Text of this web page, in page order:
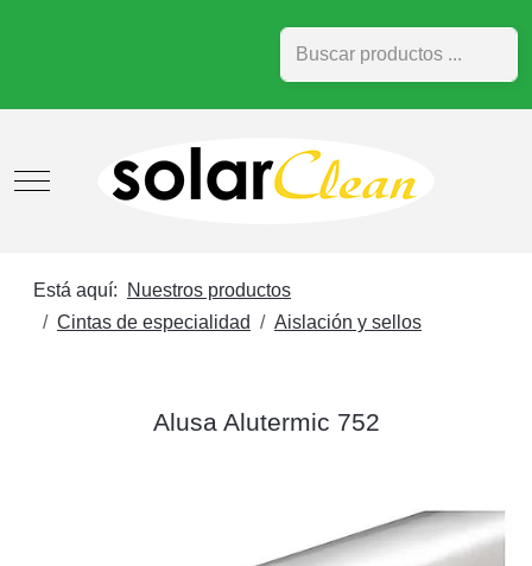
Buscar
Mobile Menu Toggle
Está aquí:
Nuestros productos
Cintas de especialidad
Aislación y sellos
Alusa Alutermic 752